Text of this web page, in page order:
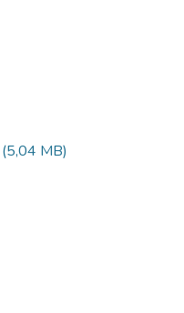
(5,04 MB)